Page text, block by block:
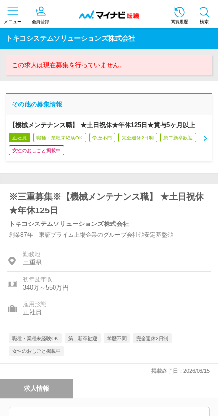
メニュー 会員登録 閲覧履歴 検索
トキコシステムソリューションズ株式会社
この求人は現在募集を行っていません。
その他の募集情報
【機械メンテナンス職】 ★土日祝休★年休125日★賞与5ヶ月以上
正社員 職種・業種未経験OK 学歴不問 完全週休2日制 第二新卒歓迎
女性のおしごと掲載中
※三重募集※【機械メンテナンス職】 ★土日祝休
★年休125日
トキコシステムソリューションズ株式会社
創業87年！東証プライム上場企業のグループ会社◎安定基盤◎
勤務地
三重県
初年度年収
340万～550万円
雇用形態
正社員
職種・業種未経験OK 第二新卒歓迎 学歴不問 完全週休2日制
女性のおしごと掲載中
掲載終了日：2026/06/15
求人情報